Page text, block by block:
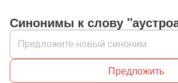
Синонимы к слову
Предложить